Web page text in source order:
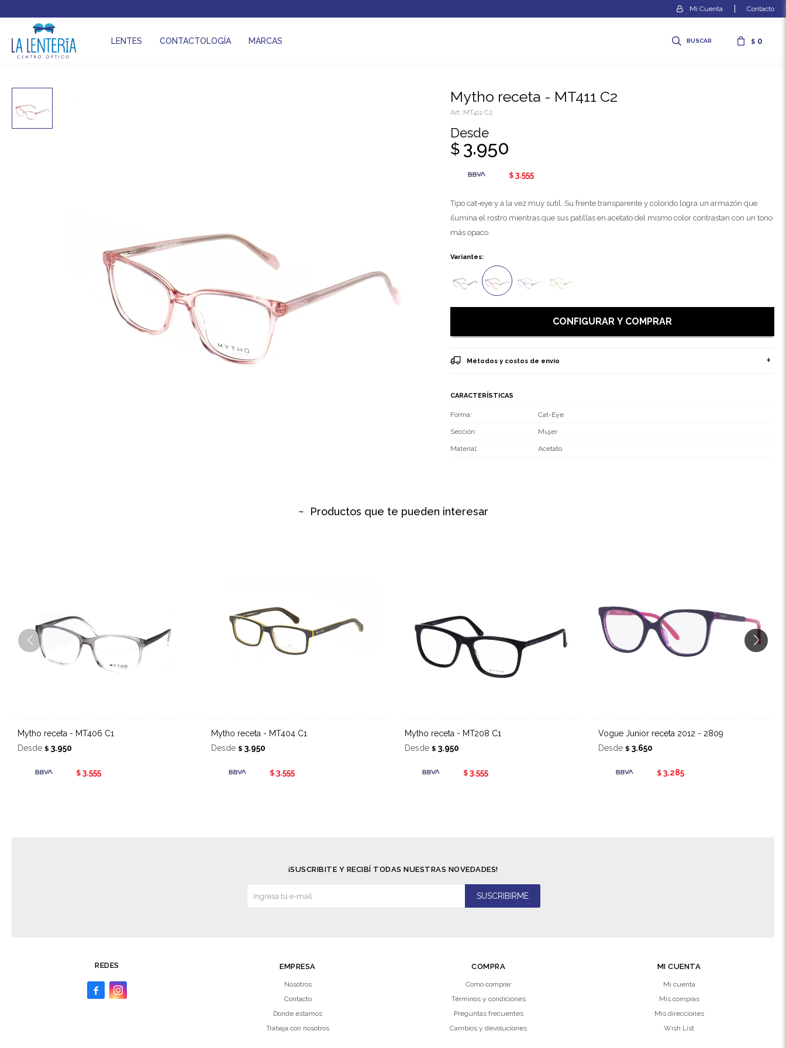
LENTES CONTACTOLOGÍA MARCAS $ 0
Contacto
Mytho receta - MT411 C2
MT411 C2
Desde
$ 3.950
$ 3.555
Tipo cat-eye y a la vez muy sutil. Su frente transparente y colorido logra un armazón que
ilumina el rostro mientras que sus patillas en acetato del mismo color contrastan con un tono
más opaco.
Variantes:
CONFIGURAR Y COMPRAR
Métodos y costos de envío
CARACTERÍSTICAS
Forma Cat-Eye
Sección Mujer
Material Acetato
Productos que te pueden interesar
Mytho receta - MT406 C1
Desde $ 3.950
$ 3.555
Mytho receta - MT404 C1
Desde $ 3.950
$ 3.555
Mytho receta - MT208 C1
Desde $ 3.950
$ 3.555
Vogue Junior receta 2012 - 2809
Desde $ 3.650
$ 3.285
REDES
 
EMPRESA
Nosotros
Contacto
Donde estamos
Trabaja con nosotros
COMPRA
Como comprar
Términos y condiciones
Preguntas frecuentes
Cambios y devoluciones
MI CUENTA
Mi cuenta
Mis compras
Mis direcciones
Wish List
¡SUSCRIBITE Y RECIBÍ TODAS NUESTRAS NOVEDADES!
SUSCRIBIRME